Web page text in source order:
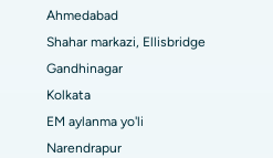
eng yaxshi shifoxona
yaxshi shifoxona
kasalxona, Bhopal
Ahmedabad
Shahar markazi, Ellisbridge
Gandhinagar
Kolkata
EM aylanma yo'li
Narendrapur